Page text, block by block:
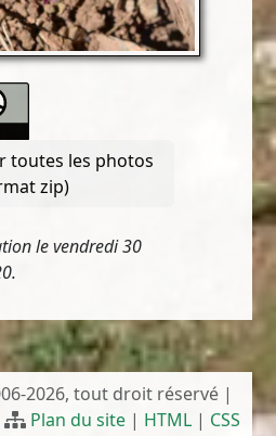
toutes les photos
zip)
le vendredi 30
2026, tout droit réservé |
Plan du site| HTML| CSS